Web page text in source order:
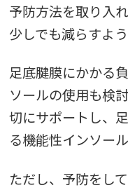
予防方法を取り入
少しでも減らすよ
足底腱膜にかかる
ソールの使用も検
切にサポートし、
る機能性インソー
ただし、予防をし